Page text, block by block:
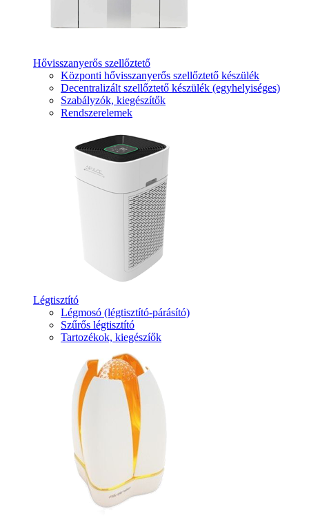
Hővisszanyerős szellőztető
Központi hővisszanyerős szellőztető készülék
Decentralizált szellőztető készülék (egyhelyiséges)
Szabályzók, kiegészítők
Rendszerelemek
Légtisztító
Légmosó (légtisztító-párásító)
Szűrős légtisztító
Tartozékok, kiegészíők